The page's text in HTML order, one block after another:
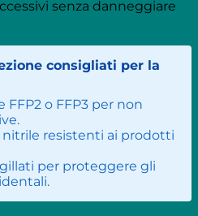
senza danneggiare
consigliati per la
FFP2 o FFP3 per non
resistenti ai prodotti
per proteggere gli